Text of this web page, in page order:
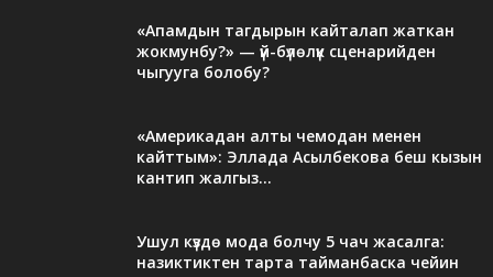
«Апамдын тагдырын кайталап жаткан
жокмунбу?» — үй-бүлөлүк сценарийден
чыгууга болобу?
«Америкадан алты чемодан менен
кайттым»: Эллада Асылбекова беш кызын
кантип жалгыз...
Ушул күздө мода болчу 5 чач жасалга:
назиктиктен тарта тайманбаска чейин